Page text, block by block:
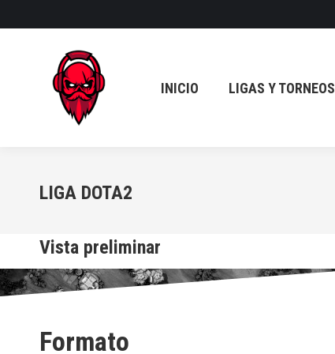
INICIO LIGAS Y TORNEOS
LIGA DOTA2
Vista preliminar
Formato